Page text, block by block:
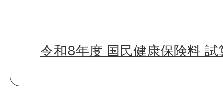
令和8年度 国民健康保険料 試